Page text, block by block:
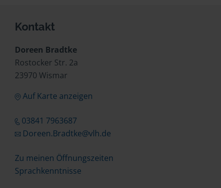
Kontakt
Doreen Bradtke
Rostocker Str. 2a
23970 Wismar
Auf Karte anzeigen
03841 7963687
Doreen.Bradtke@vlh.de
Zu meinen Öffnungszeiten
Sprachkenntnisse